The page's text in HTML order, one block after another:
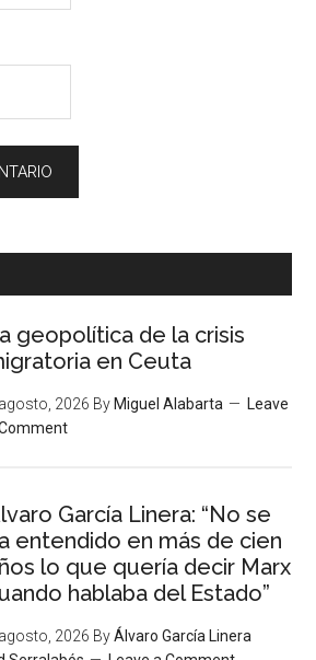
geopolítica de la crisis
en Ceuta
2026 By Miguel Alabarta
Leave
García Linera: “No se
entendido en más de cien
lo que quería decir Marx
hablaba del Estado”
2026 ByÁlvaro García Linera